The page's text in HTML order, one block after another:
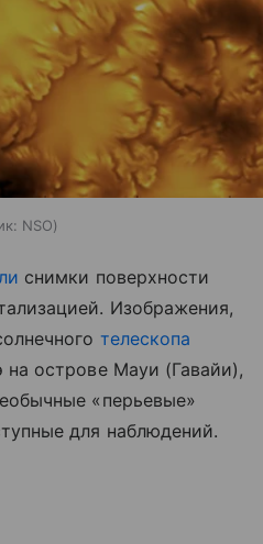
NSO
снимки поверхности
Изображения,
телескопа
острове Мауи (Гавайи),
«перьевые»
для наблюдений.